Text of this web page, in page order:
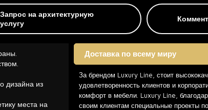
Запрос на архитектурную
услугу
дизайна из
места на
Доставка по всему миру
За брендом Luxury Line, стоит
удовлетворенность клиентов и
комфорт в мебели. Luxury Line,
своим клиентам специальные проекты